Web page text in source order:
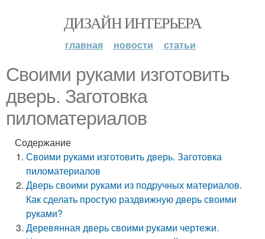
ДИЗАЙН ИНТЕРЬЕРА
главная новости статьи
Своими руками изготовить
дверь. Заготовка
пиломатериалов
Содержание
Своими руками изготовить дверь. Заготовка
пиломатериалов
Дверь своими руками из подручных материалов.
Как сделать простую раздвижную дверь своими
руками?
Деревянная дверь своими руками чертежи.